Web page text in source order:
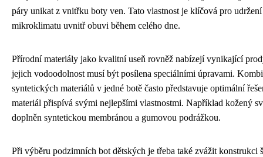
páry unikat z vnitřku boty ven. Tato vlastnost je klíčová pro
mikroklimatu uvnitř obuvi během celého dne.
Přírodní materiály jako kvalitní useň rovněž nabízejí vynikající
jejich vodoodolnost musí být posílena speciálními úpravami.
syntetických materiálů v jedné botě často představuje optimální
materiál přispívá svými nejlepšími vlastnostmi. Například kožený
doplněn syntetickou membránou a gumovou podrážkou.
Při výběru podzimních bot dětských je třeba také zvážit konstrukci